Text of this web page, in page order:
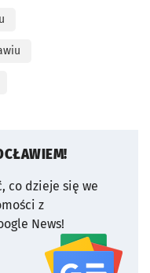
co dzieje się we
z
News!